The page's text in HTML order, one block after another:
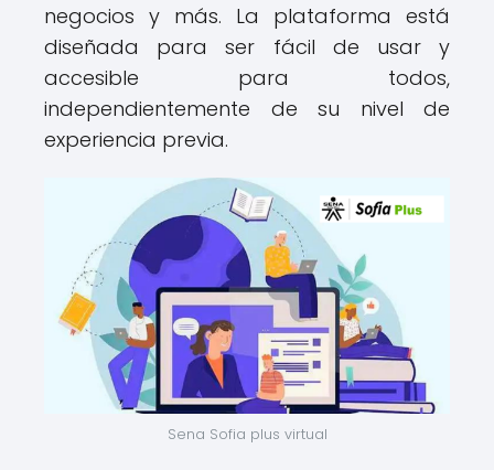
negocios y más. La plataforma está
diseñada para ser fácil de usar y
accesible para todos,
independientemente de su nivel de
experiencia previa.
Sena Sofia plus virtual